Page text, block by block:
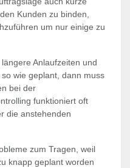
Kunden zu binden,
um nur einige zu
Anlaufzeiten und
wie geplant, dann muss
bei der
funktioniert oft
die anstehenden
zum Tragen, weil
knapp geplant worden